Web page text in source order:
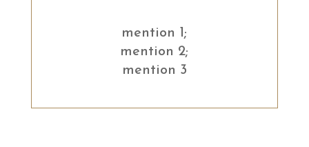
mention 1;
mention 2;
mention 3